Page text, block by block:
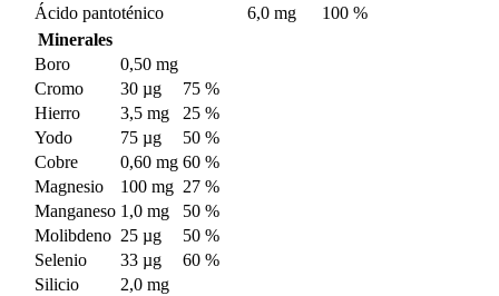
Ácido pantoténico
6,0 mg
100 %
Minerales
Boro
0,50 mg
Cromo
30 µg
75 %
Hierro
3,5 mg
25 %
Yodo
75 µg
50 %
Cobre
0,60 mg 60 %
Magnesio
100 mg 27 %
Manganeso 1,0 mg
50 %
Molibdeno 25 µg
50 %
Selenio
33 µg
60 %
Silicio
2,0 mg